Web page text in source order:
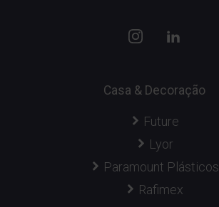
Casa & Decoração
Future
Lyor
Paramount Plásticos
Rafimex